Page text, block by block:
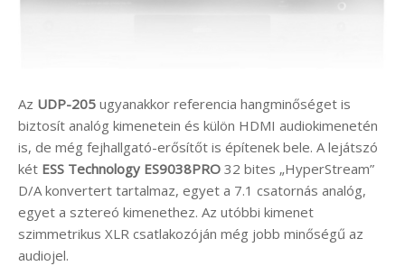
Az UDP-205 ugyanakkor referencia hangminőséget is
biztosít analóg kimenetein és külön HDMI audiokimenetén
is, de még fejhallgató-erősítőt is építenek bele. A lejátszó
két ESS Technology ES9038PRO 32 bites „HyperStream”
D/A konvertert tartalmaz, egyet a 7.1 csatornás analóg,
egyet a sztereó kimenethez. Az utóbbi kimenet
szimmetrikus XLR csatlakozóján még jobb minőségű az
audiojel.